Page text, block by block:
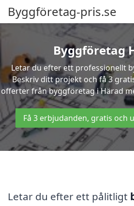
Byggföretag-pris.se
Byggföretag
Letar du efter ett professionellt
Beskriv ditt projekt och få 3
offerter från byggföretag i Härad
Få 3 erbjudanden, gratis och
Letar du efter ett pålitligt